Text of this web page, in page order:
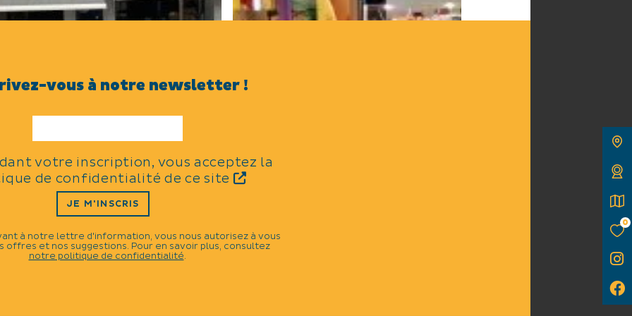
des Arènes
Le Glacier des Arènes vous invite à
déguster ses glaces artisanales, ses
fraiches, sur place ou à emporter.
Glacier Maison Meire
Bubble Tea. Sur place ou à emporter.
0
vous à notre newsletter !
votre inscription, vous acceptez la
de confidentialité de ce site
JE M'INSCRIS
à notre lettre d'information, vous nous autorisez à vous
offres et nos suggestions. Pour en savoir plus, consultez
notre politique de confidentialité.